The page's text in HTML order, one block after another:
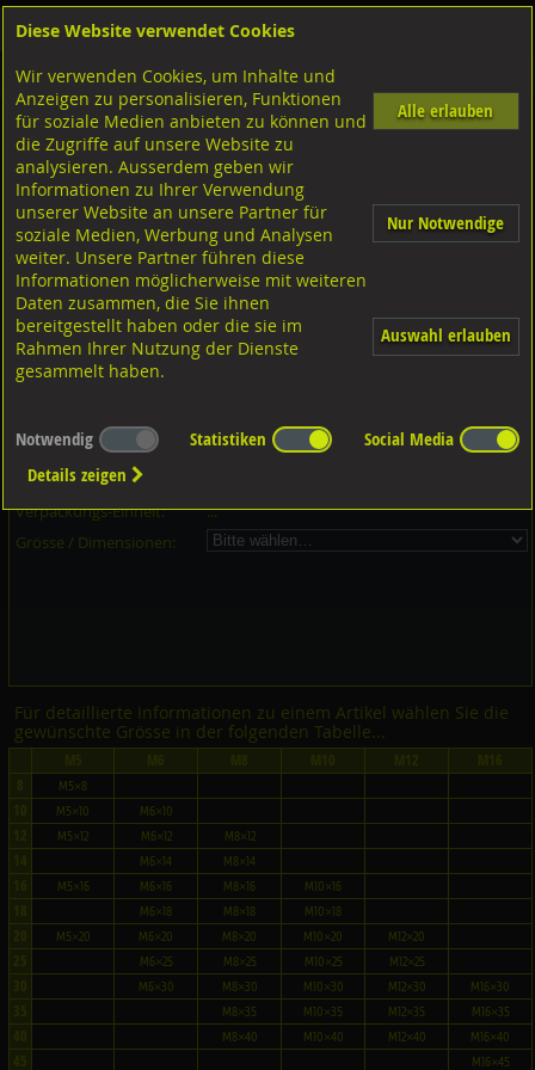
Shop Schrauben Aussensechskant Sperrzahnschrauben
Sperrzahnschrauben Verbus Tensilok, Art.12302Z mit Bund K:90
schwarz
Dieser Artikel ist in 42 Grössen erhältlich - Bitte wählen Sie...
Artikel-Nr.:
Verpackungs-Einheit:
...
Grösse / Dimensionen:
Für detaillierte Informationen zu einem Artikel wählen Sie die
gewünschte Grösse in der folgenden Tabelle...
M5×8
M5×10 M6×10
M5×12 M6×12 M8×12
M6×14 M8×14
M5×16 M6×16 M8×16 M10×16
M6×18 M8×18 M10×18
M5×20 M6×20 M8×20 M10×20 M12×20
M6×25 M8×25 M10×25 M12×25
M6×30 M8×30 M10×30 M12×30 M16×30
M8×35 M10×35 M12×35 M16×35
M8×40 M10×40 M12×40 M16×40
M16×45
Diese Website verwendet Cookies
Wir verwenden Cookies, um Inhalte und
Anzeigen zu personalisieren, Funktionen
für soziale Medien anbieten zu können und
die Zugriffe auf unsere Website zu
analysieren. Ausserdem geben wir
Informationen zu Ihrer Verwendung
unserer Website an unsere Partner für
soziale Medien, Werbung und Analysen
weiter. Unsere Partner führen diese
Informationen möglicherweise mit weiteren
Daten zusammen, die Sie ihnen
bereitgestellt haben oder die sie im
Rahmen Ihrer Nutzung der Dienste
gesammelt haben.
Alle erlauben
Nur Notwendige
Auswahl erlauben
Notwendig Statistiken
Social Media
Details zeigen